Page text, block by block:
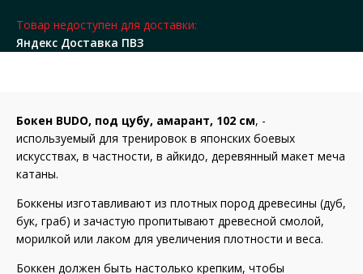
Товар недоступен для доставки:
Яндекс Доставка ПВЗ
Бокен BUDO, под цубу, амарант, 102 см, -
используемый для тренировок в японских боевых
искусствах, в частности, в айкидо, деревянный макет меча
катаны.
Боккены изготавливают из плотных пород древесины (дуб,
бук, граб) и зачастую пропитывают древесной смолой,
морилкой или лаком для увеличения плотности и веса.
Боккен должен быть настолько крепким, чтобы